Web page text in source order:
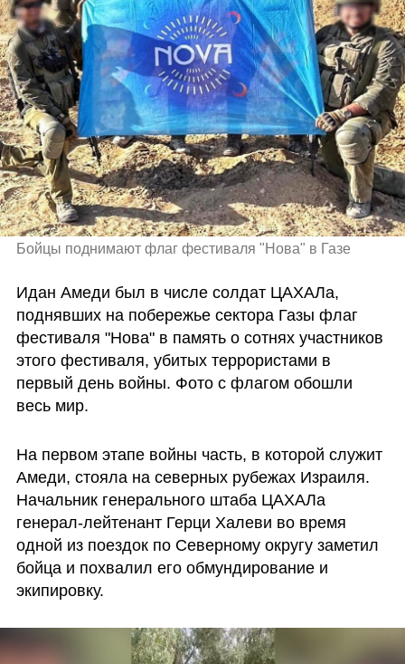
Бойцы поднимают флаг фестиваля "Нова" в Газе
Идан Амеди был в числе солдат ЦАХАЛа,
поднявших на побережье сектора Газы флаг
фестиваля "Нова" в память о сотнях участников
этого фестиваля, убитых террористами в
первый день войны. Фото с флагом обошли
весь мир.
На первом этапе войны часть, в которой служит
Амеди, стояла на северных рубежах Израиля.
Начальник генерального штаба ЦАХАЛа
генерал-лейтенант Герци Халеви во время
одной из поездок по Северному округу заметил
бойца и похвалил его обмундирование и
экипировку.